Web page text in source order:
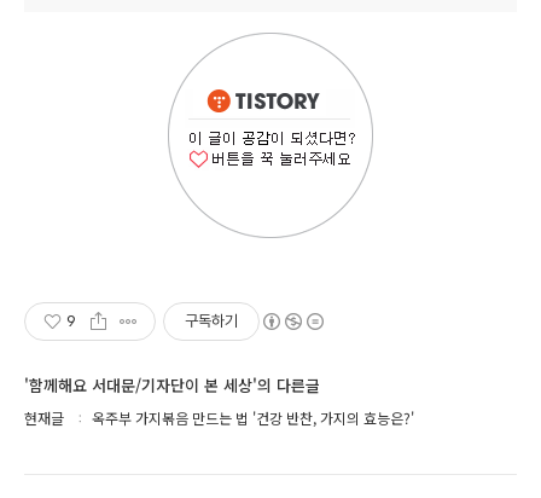
9 구독하기
'함께해요 서대문/기자단이 본 세상'의 다른글
현재글 옥주부 가지볶음 만드는 법 '건강 반찬, 가지의 효능은?'